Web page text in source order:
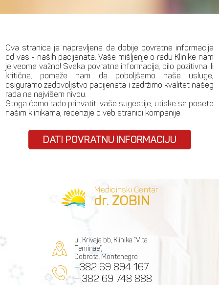
Ova stranica je napravljena da dobije povratne informacije
od vas - naših pacijenata. Vaše mišljenje o radu Klinike nam
je veoma važno! Svaka povratna informacija, bilo pozitivna ili
kritična, pomaže nam da poboljšamo naše usluge,
osiguramo zadovoljstvo pacijenata i zadržimo kvalitet našeg
rada na najvišem nivou.
Stoga ćemo rado prihvatiti vaše sugestije, utiske sa posete
našim klinikama, recenzije o veb stranici kompanije.
DATI POVRATNU INFORMACIJU
Medicinski Centar
dr. ZOBIN
ul. Krivaja bb, Klinika “Vita
Feminae”,
Dobrota, Montenegro
+382 69 894 167
+ 382 69 748 888